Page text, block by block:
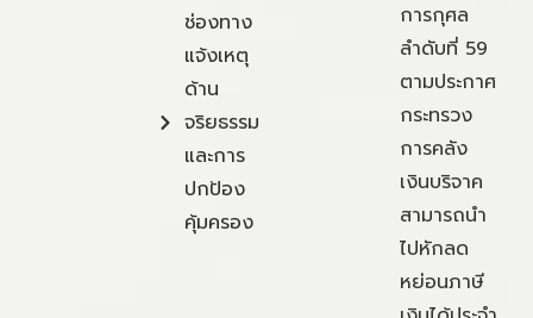
ช่องทาง
แจ้งเหตุ
ด้าน
จริยธรรม
และการ
ปกป้อง
คุ้มครอง
การกุศล
ลำดับที่ 59
ตามประกาศ
กระทรวง
การคลัง
เงินบริจาค
สามารถนำ
ไปหักลด
หย่อนภาษี